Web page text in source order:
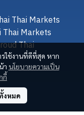
ใช้งานที่ดีที่สุด หาก
า นโยบายความเป็น
กี้
งหมด
Thai Markets
Thai Markets
Thai